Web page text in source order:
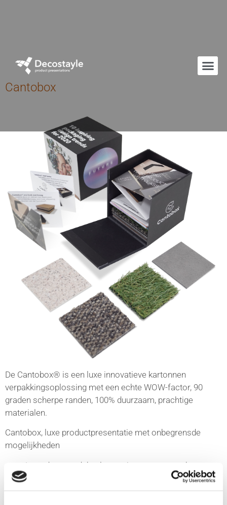
Cantobox
De Cantobox® is een luxe innovatieve kartonnen
verpakkingsoplossing met een echte WOW-factor, 90
graden scherpe randen, 100% duurzaam, prachtige
materialen.
Cantobox, luxe productpresentatie met onbegrensde
mogelijkheden
Luxe doos en deksel, voorzien van superscherpe
hoeken